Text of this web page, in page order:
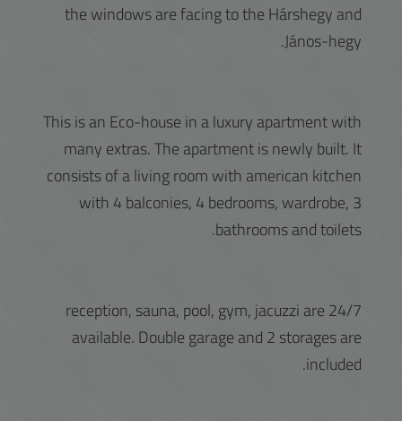
the windows are facing to the Hárshegy and
János-hegy.
This is an Eco-house in a luxury apartment with
many extras. The apartment is newly built. It
consists of a living room with american kitchen
with 4 balconies, 4 bedrooms, wardrobe, 3
bathrooms and toilets.
24/7 reception, sauna, pool, gym, jacuzzi are
available. Double garage and 2 storages are
included.